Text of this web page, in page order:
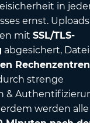
in
ernst.
mit SSL/TLS-
abgesichert,
Rechenzentren
strenge
&
werden alle